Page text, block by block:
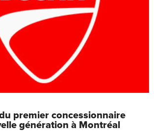
premier concessionnaire
génération à Montréal